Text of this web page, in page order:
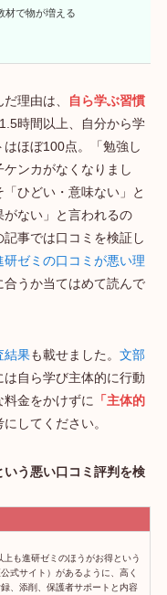
材で物が増える
理由は、
自ら学ぶ習慣
時間以上、自分から学
ほぼ100点。「勉強し
ンカがなくなりまし
ひどい・意味ない」と
ない」と言われるの
事では口コミを検証し
研ゼミの口コミが悪い理
うか当てはめて読んで
結果も載せました。 文部
自ら学び主体的に行動
金をかけずに 「主体的
してください。
う悪い口コミ評判を検
も進研ゼミのほうがお得という
式サイト）があるように、高く
、添削、保護者サポートと内容